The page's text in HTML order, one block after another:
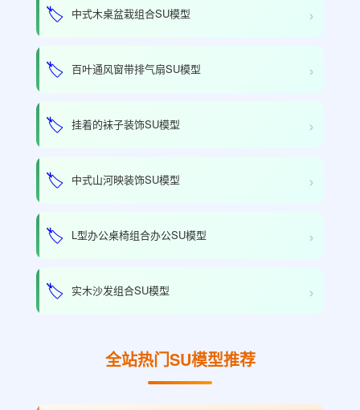
🏷️ 中式木桌盆栽组合SU模型 ›
🏷️ 百叶通风窗带排气扇SU模型 ›
🏷️ 挂着的袜子装饰SU模型 ›
🏷️ 中式山河映装饰SU模型 ›
🏷️ L型办公桌椅组合办公SU模型 ›
🏷️ 实木沙发组合SU模型 ›
全站热门SU模型推荐